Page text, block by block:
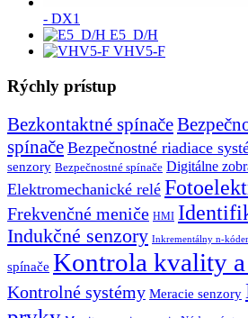
- DX1
E5_D/H
VHV5-F
Rýchly prístup
Bezkontaktné spínače
spínače Bezpečnostné riadiace
senzory Bezpečnostné spínače Digitálne
Elektromechanické relé
Frekvenčné meniče HMI
Indukčné senzory Inkrementálny n-kóder
spínače Kontrola kvality
Kontrolné systémy Meracie senzory